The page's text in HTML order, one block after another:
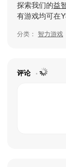
探索我们的益
有游戏均可在
分类： 智力游戏
评论